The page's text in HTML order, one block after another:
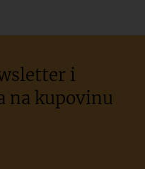
i
na kupovinu